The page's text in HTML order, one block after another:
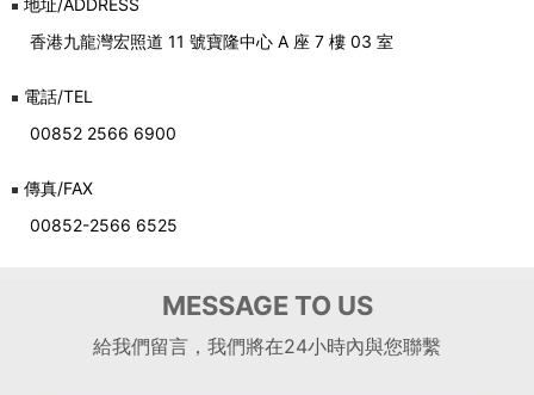
香港九龍灣宏照道 11 號寶隆中心 A 座 7 樓 03 室
電話/TEL
00852 2566 6900
傳真/FAX
00852-2566 6525
MESSAGE TO US
給我們留言，我們將在24小時內與您聯繫